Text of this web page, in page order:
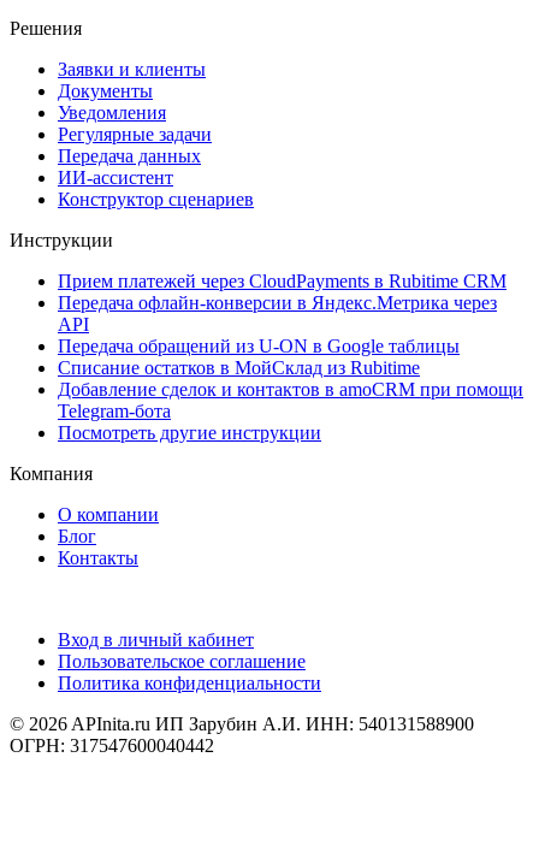
Решения
Заявки и клиенты
Документы
Уведомления
Регулярные задачи
Передача данных
ИИ-ассистент
Конструктор сценариев
Инструкции
Прием платежей через CloudPayments в Rubitime CRM
Передача офлайн-конверсии в Яндекс.Метрика через
API
Передача обращений из U-ON в Google таблицы
Списание остатков в МойСклад из Rubitime
Добавление сделок и контактов в amoCRM при помощи
Telegram-бота
Посмотреть другие инструкции
Компания
О компании
Блог
Контакты
Вход в личный кабинет
Пользовательское соглашение
Политика конфиденциальности
© 2026 APInita.ru ИП Зарубин А.И. ИНН: 540131588900
ОГРН: 317547600040442